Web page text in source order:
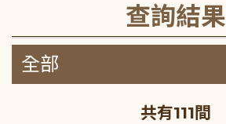
查詢結果
共有111間